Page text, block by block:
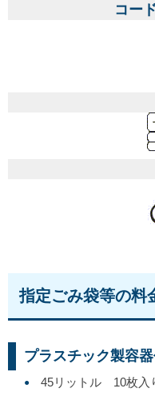
コー
指定ごみ袋等の料
プラスチック製容
45リットル 10枚